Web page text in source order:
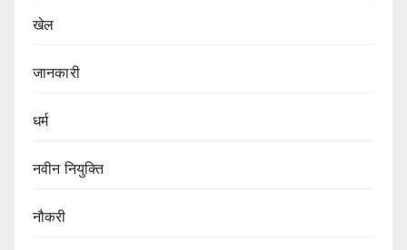
खेल
जानकारी
धर्म
नवीन नियुक्ति
नौकरी